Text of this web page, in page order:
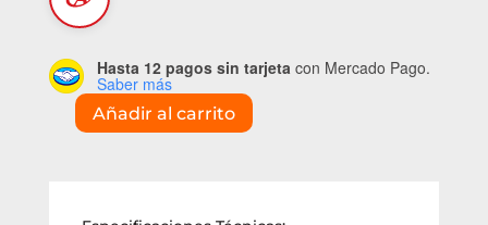
Hasta 12 pagos sin tarjeta con Mercado Pago.
Saber más
Amoladora
Añadir al carrito